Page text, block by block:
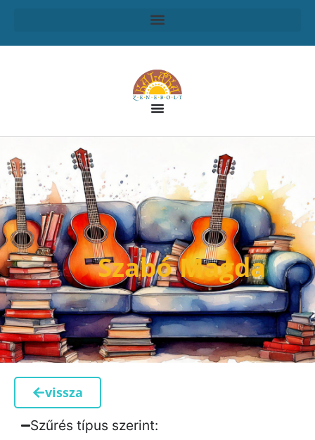
Szabó Magda
vissza
Szűrés típus szerint:​